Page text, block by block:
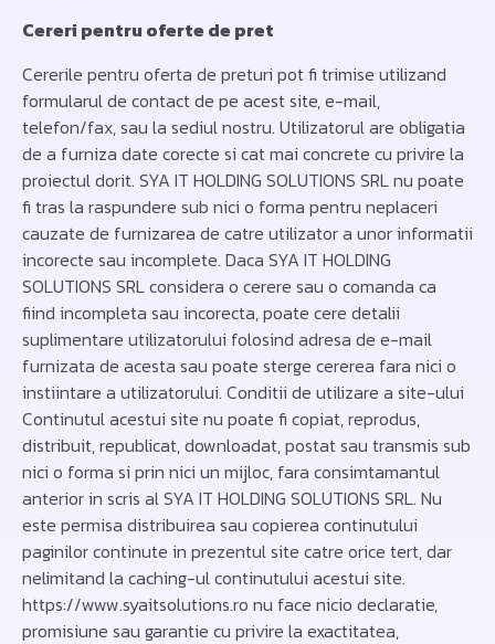
Cereri pentru oferte de pret
Cererile pentru oferta de preturi pot fi trimise utilizand
formularul de contact de pe acest site, e-mail,
telefon/fax, sau la sediul nostru. Utilizatorul are obligatia
de a furniza date corecte si cat mai concrete cu privire la
proiectul dorit. SYA IT HOLDING SOLUTIONS SRL nu poate
fi tras la raspundere sub nici o forma pentru neplaceri
cauzate de furnizarea de catre utilizator a unor informatii
incorecte sau incomplete. Daca SYA IT HOLDING
SOLUTIONS SRL considera o cerere sau o comanda ca
fiind incompleta sau incorecta, poate cere detalii
suplimentare utilizatorului folosind adresa de e-mail
furnizata de acesta sau poate sterge cererea fara nici o
instiintare a utilizatorului. Conditii de utilizare a site-ului
Continutul acestui site nu poate fi copiat, reprodus,
distribuit, republicat, downloadat, postat sau transmis sub
nici o forma si prin nici un mijloc, fara consimtamantul
anterior in scris al SYA IT HOLDING SOLUTIONS SRL. Nu
este permisa distribuirea sau copierea continutului
paginilor continute in prezentul site catre orice tert, dar
nelimitand la caching-ul continutului acestui site.
https://www.syaitsolutions.ro nu face nicio declaratie,
promisiune sau garantie cu privire la exactitatea,